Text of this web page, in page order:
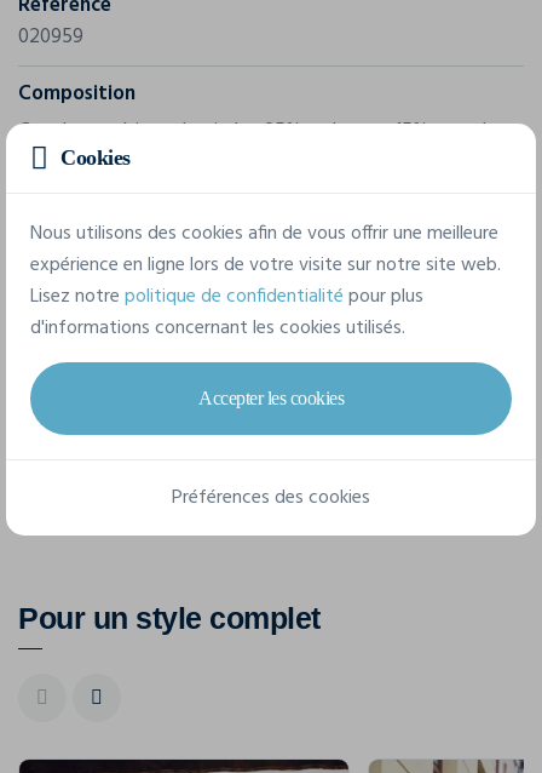
020959
Composition
Couche extérieure laminée : 85% polyester 15% spandex -
Doublure : Matelassage 100% polyester. WP 5000
6 tailles disponibles
XS S M L XL
Fiche technique
Pour un style complet
Cookies
Nous utilisons des cookies afin de vous offrir une meilleure
expérience en ligne lors de votre visite sur notre site web.
Lisez notrepolitique de confidentialitépour plus
d'informations concernant les cookies utilisés.
Accepter les cookies
Préférences des cookies